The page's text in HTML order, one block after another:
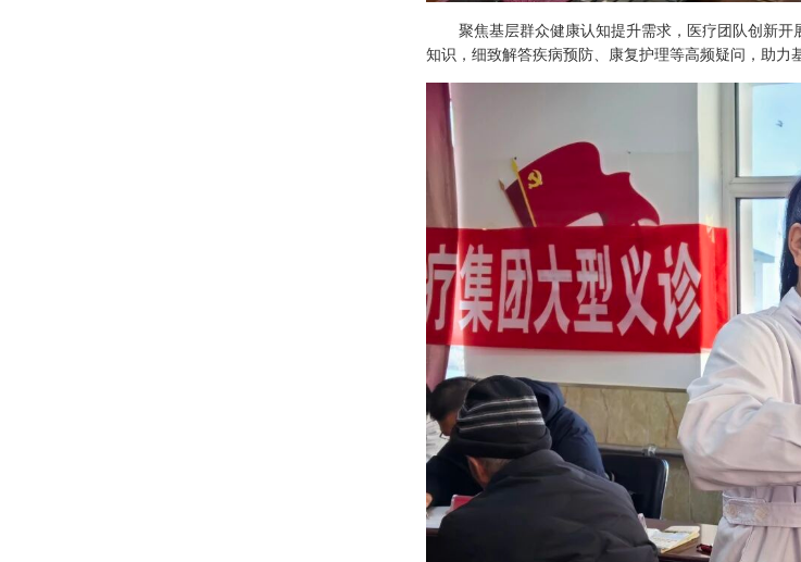
聚焦基层群众健康认知提升需求，医疗团队创新
知识，细致解答疾病预防、康复护理等高频疑问，助力